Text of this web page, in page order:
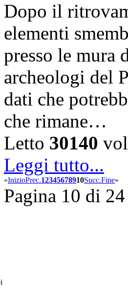
Dopo il
elementi
presso le mura
archeologi del
dati che
che rimane…
Letto 30140
Leggi tutto...
«InizioPrec.12345678910Succ.Fine»
Pagina 10 di 24